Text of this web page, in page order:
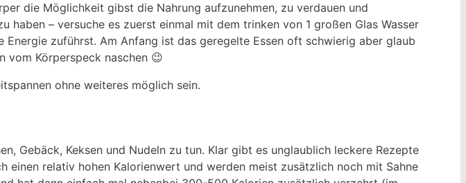
die Möglichkeit gibst die Nahrung aufzunehmen, zu verdauen und
– versuche es zuerst einmal mit dem trinken von 1 großen Glas Wasser
zuführst. Am Anfang ist das geregelte Essen oft schwierig aber glaub
vom Körperspeck naschen 😉
ohne weiteres möglich sein.
Gebäck, Keksen und Nudeln zu tun. Klar gibt es unglaublich leckere Rezepte
einen relativ hohen Kalorienwert und werden meist zusätzlich noch mit Sahne